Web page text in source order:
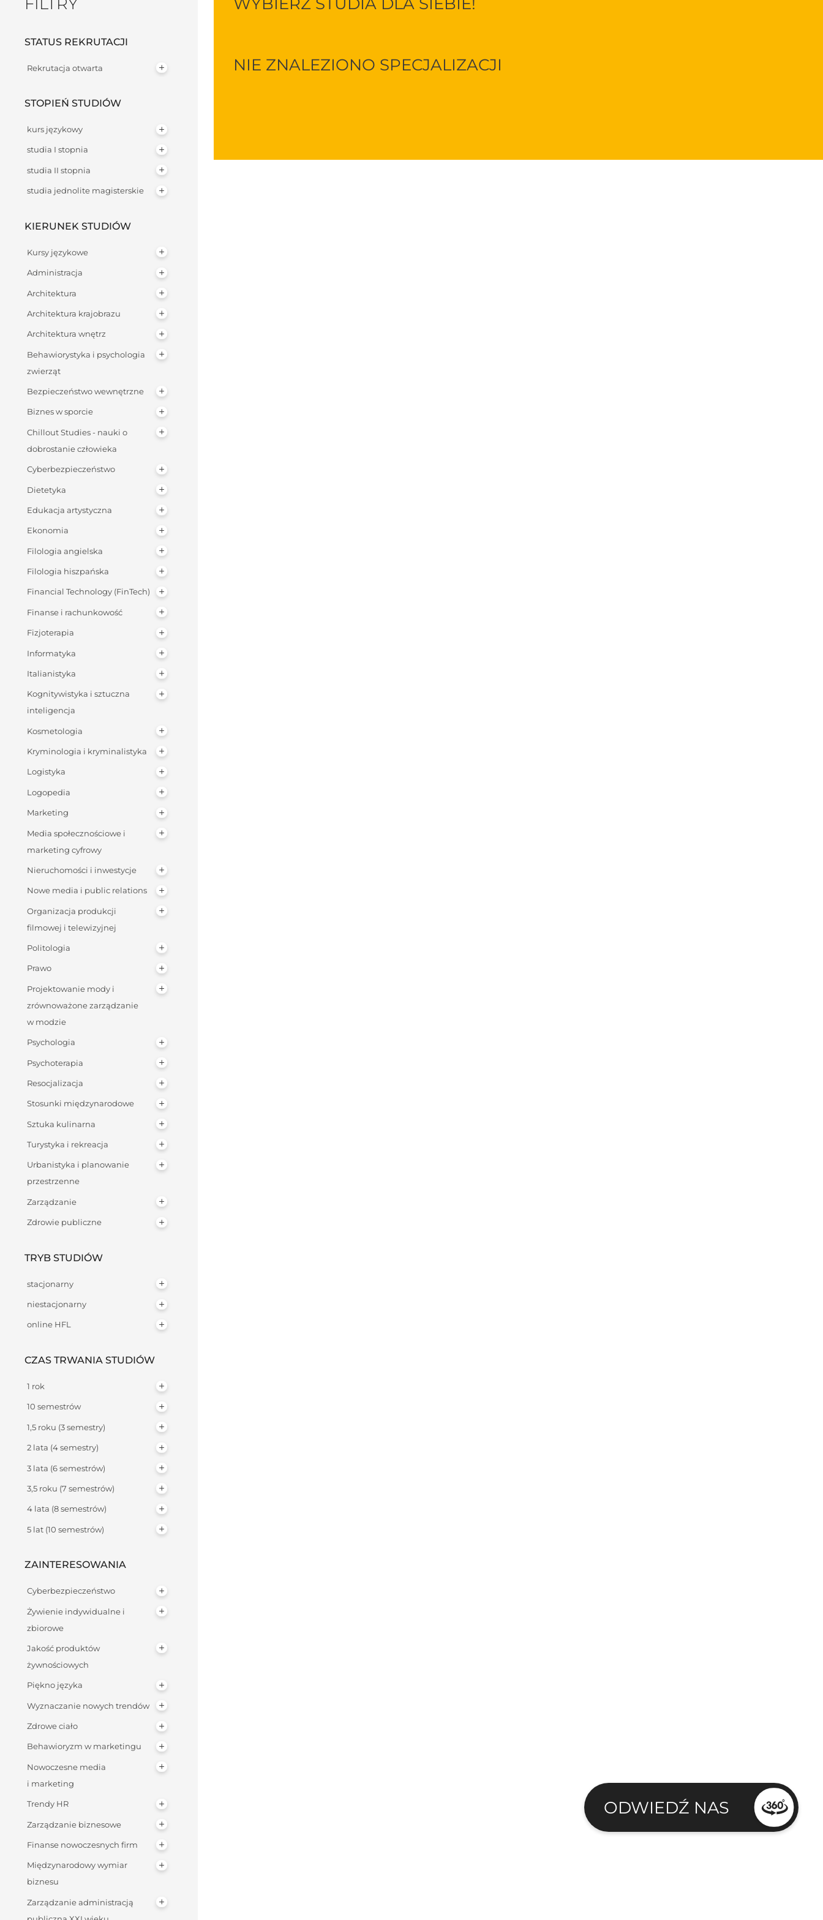
ODWIEDŹ NAS
STATUS REKRUTACJI
Rekrutacja otwarta
STOPIEŃ STUDIÓW
kurs językowy
studia I stopnia
studia II stopnia
studia jednolite magisterskie
KIERUNEK STUDIÓW
Kursy językowe
Administracja
Architektura
Architektura krajobrazu
Architektura wnętrz
Behawiorystyka i psychologia
zwierząt
Bezpieczeństwo wewnętrzne
Biznes w sporcie
Chillout Studies - nauki o
dobrostanie człowieka
Cyberbezpieczeństwo
Dietetyka
Edukacja artystyczna
Ekonomia
Filologia angielska
Filologia hiszpańska
Financial Technology (FinTech)
Finanse i rachunkowość
Fizjoterapia
Informatyka
Italianistyka
Kognitywistyka i sztuczna
inteligencja
Kosmetologia
Kryminologia i kryminalistyka
Logistyka
Logopedia
Marketing
Media społecznościowe i
marketing cyfrowy
Nieruchomości i inwestycje
Nowe media i public relations
Organizacja produkcji
filmowej i telewizyjnej
Politologia
Prawo
Projektowanie mody i
zrównoważone zarządzanie
w modzie
Psychologia
Psychoterapia
Resocjalizacja
Stosunki międzynarodowe
Sztuka kulinarna
Turystyka i rekreacja
Urbanistyka i planowanie
przestrzenne
Zarządzanie
Zdrowie publiczne
TRYB STUDIÓW
stacjonarny
niestacjonarny
online HFL
CZAS TRWANIA STUDIÓW
1 rok
10 semestrów
1,5 roku (3 semestry)
2 lata (4 semestry)
3 lata (6 semestrów)
3,5 roku (7 semestrów)
4 lata (8 semestrów)
5 lat (10 semestrów)
ZAINTERESOWANIA
Cyberbezpieczeństwo
Żywienie indywidualne i
zbiorowe
Jakość produktów
żywnościowych
Piękno języka
Wyznaczanie nowych trendów
Zdrowe ciało
Behawioryzm w marketingu
Nowoczesne media
i marketing
Trendy HR
Zarządzanie biznesowe
Finanse nowoczesnych firm
Międzynarodowy wymiar
biznesu
Zarządzanie administracją
NIE ZNALEZIONO SPECJALIZACJI